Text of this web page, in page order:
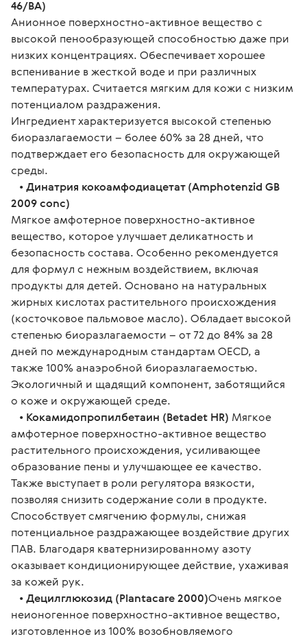
46/BA)
Анионное поверхностно-активное вещество с
высокой пенообразующей способностью даже при
низких концентрациях. Обеспечивает хорошее
вспенивание в жесткой воде и при различных
температурах. Считается мягким для кожи с низким
потенциалом раздражения.
Ингредиент характеризуется высокой степенью
биоразлагаемости – более 60% за 28 дней, что
подтверждает его безопасность для окружающей
среды.
• Динатрия кокоамфодиацетат (Amphotenzid GB
2009 conc)
Мягкое амфотерное поверхностно-активное
вещество, которое улучшает деликатность и
безопасность состава. Особенно рекомендуется
для формул с нежным воздействием, включая
продукты для детей. Основано на натуральных
жирных кислотах растительного происхождения
(косточковое пальмовое масло). Обладает высокой
степенью биоразлагаемости – от 72 до 84% за 28
дней по международным стандартам OECD, а
также 100% анаэробной биоразлагаемостью.
Экологичный и щадящий компонент, заботящийся
о коже и окружающей среде.
• Кокамидопропилбетаин (Betadet HR) Мягкое
амфотерное поверхностно-активное вещество
растительного происхождения, усиливающее
образование пены и улучшающее ее качество.
Также выступает в роли регулятора вязкости,
позволяя снизить содержание соли в продукте.
Способствует смягчению формулы, снижая
потенциальное раздражающее воздействие других
ПАВ. Благодаря кватернизированному азоту
оказывает кондиционирующее действие, ухаживая
за кожей рук.
• Децилглюкозид (Plantacare 2000)Очень мягкое
неионогенное поверхностно-активное вещество,
изготовленное из 100% возобновляемого